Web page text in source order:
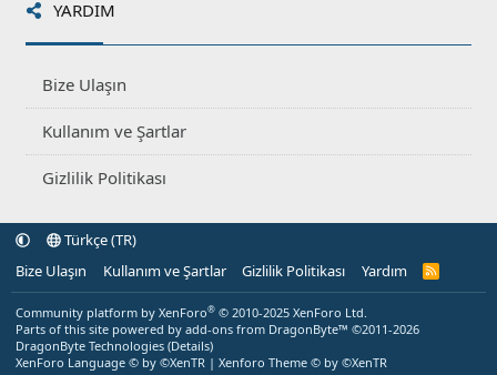
YARDIM
Bize Ulaşın
Kullanım ve Şartlar
Gizlilik Politikası
Türkçe (TR)
Bize Ulaşın
Kullanım ve Şartlar Gizlilik Politikası Yardım
R
Community platform by XenForo® © 2010-2025 XenForo Ltd.
Parts of this site powered by add-ons from DragonByte™ ©2011-2026
DragonByte Technologies (Details)
XenForo Language © by ©XenTR | Xenforo Theme © by ©XenTR